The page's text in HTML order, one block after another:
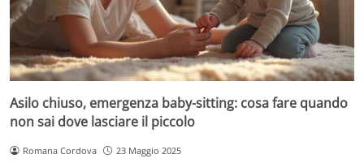
Asilo chiuso, emergenza baby-sitting: cosa fare quando
non sai dove lasciare il piccolo
Romana Cordova 23 Maggio 2025